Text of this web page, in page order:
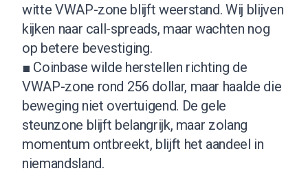
witte VWAP-zone blijft weerstand. Wij blijven
kijken naar call-spreads, maar wachten nog
op betere bevestiging.
■ Coinbase wilde herstellen richting de
VWAP-zone rond 256 dollar, maar haalde die
beweging niet overtuigend. De gele
steunzone blijft belangrijk, maar zolang
momentum ontbreekt, blijft het aandeel in
niemandsland.